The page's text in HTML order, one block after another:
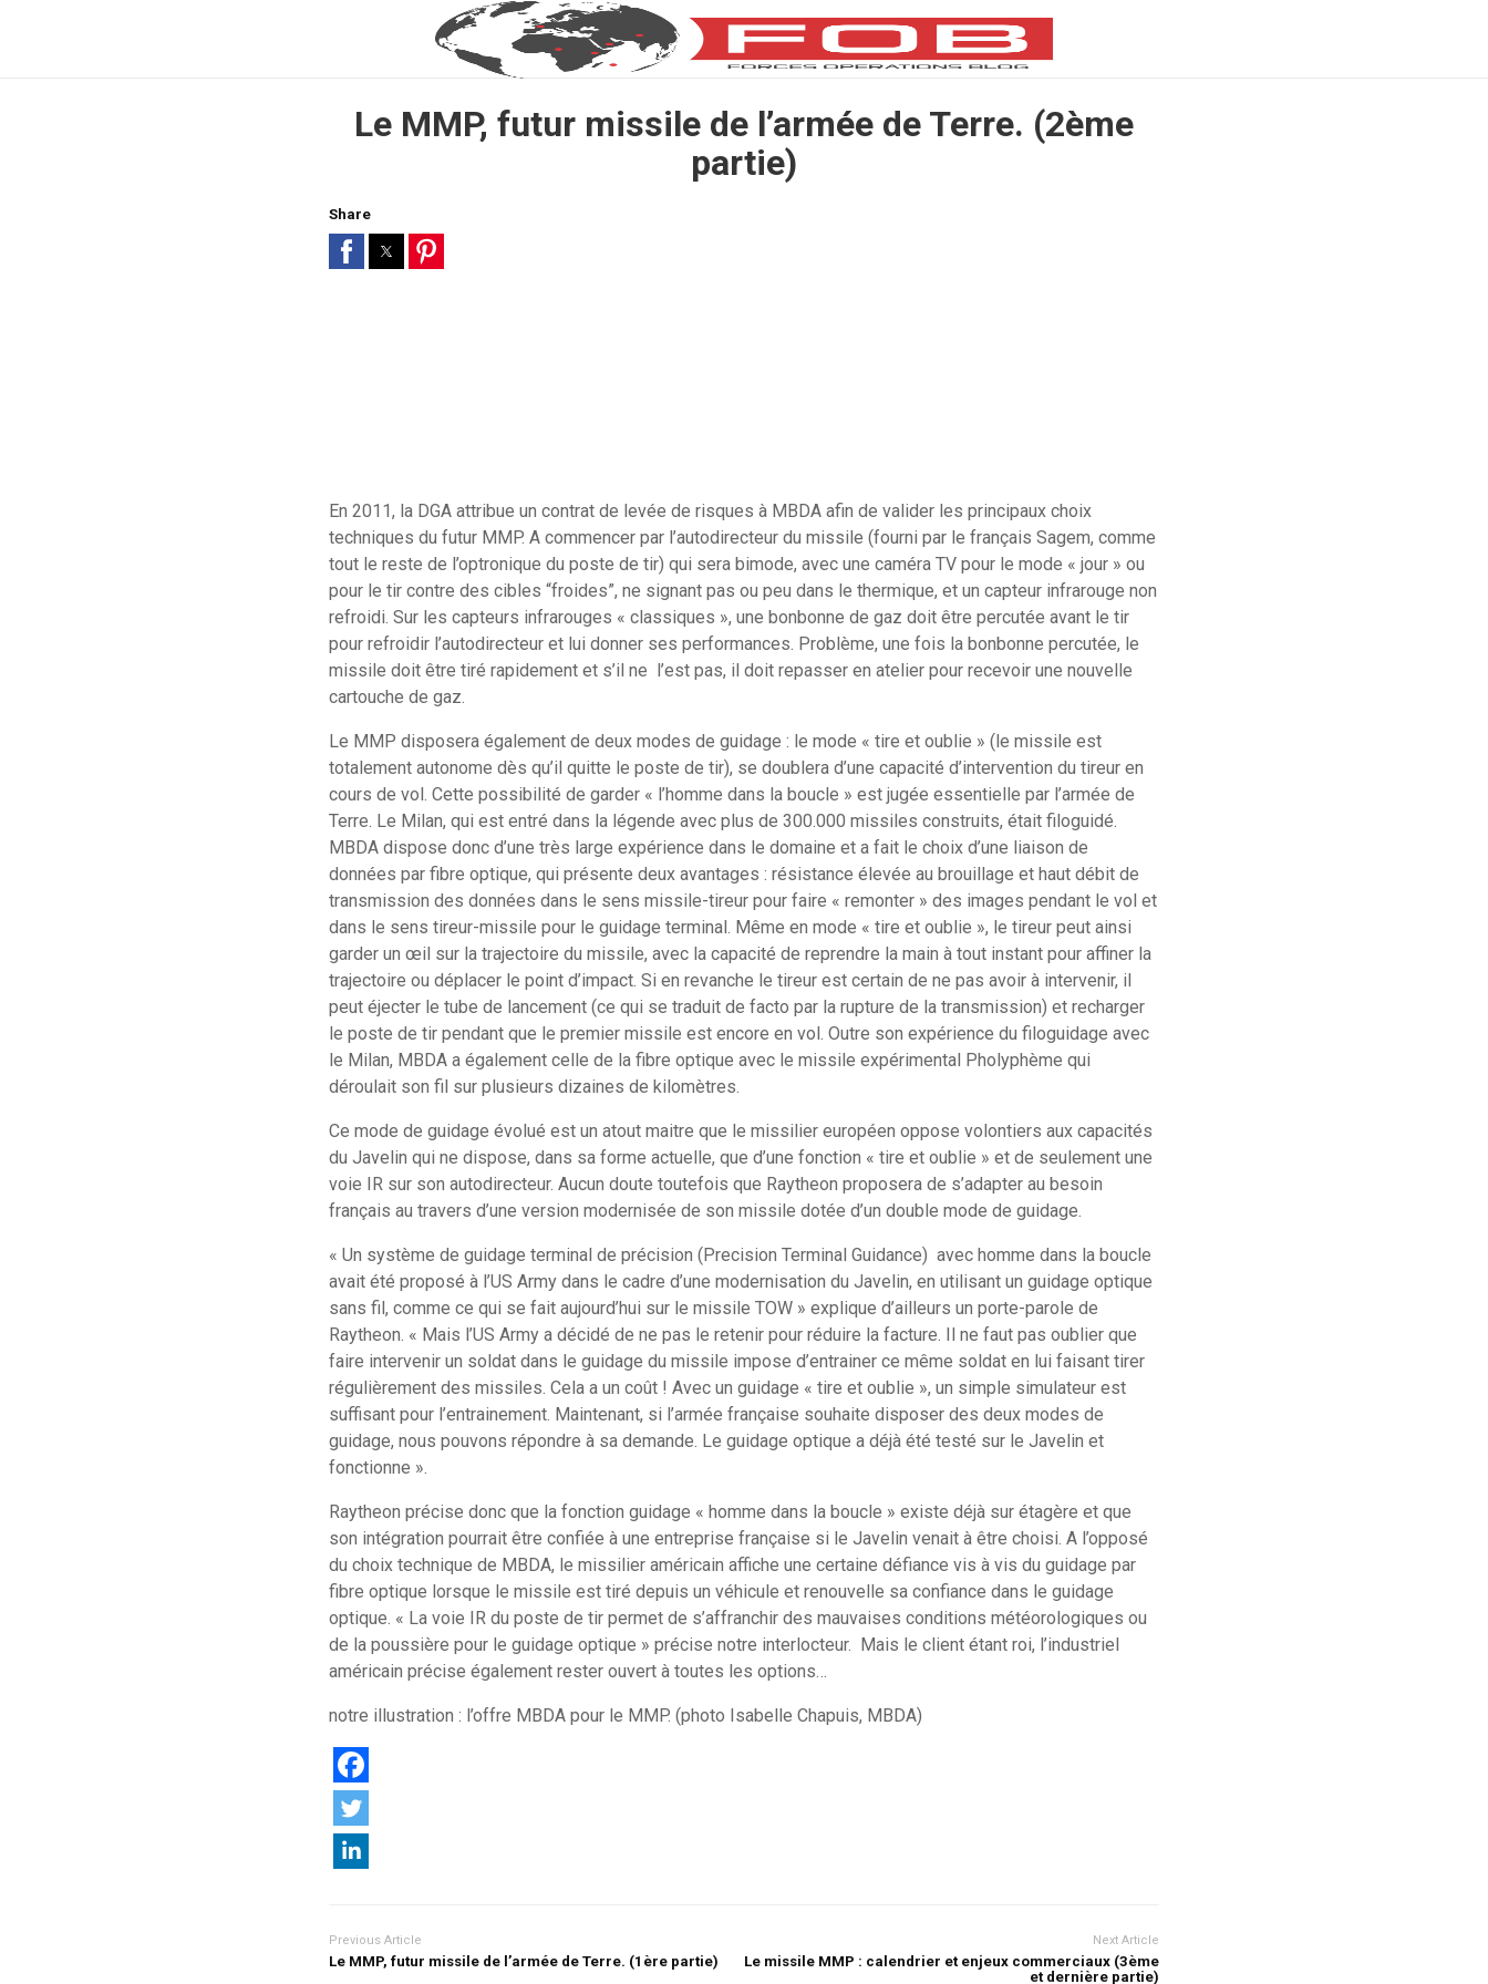
Le MMP, futur missile de l’armée de Terre. (2ème
partie)
Share
En 2011, la DGA attribue un contrat de levée de risques à MBDA afin de valider les principaux choix
techniques du futur MMP. A commencer par l’autodirecteur du missile (fourni par le français Sagem, comme
tout le reste de l’optronique du poste de tir) qui sera bimode, avec une caméra TV pour le mode « jour » ou
pour le tir contre des cibles “froides”, ne signant pas ou peu dans le thermique, et un capteur infrarouge non
refroidi. Sur les capteurs infrarouges « classiques », une bonbonne de gaz doit être percutée avant le tir
pour refroidir l’autodirecteur et lui donner ses performances. Problème, une fois la bonbonne percutée, le
missile doit être tiré rapidement et s’il ne l’est pas, il doit repasser en atelier pour recevoir une nouvelle
cartouche de gaz.
Le MMP disposera également de deux modes de guidage : le mode « tire et oublie » (le missile est
totalement autonome dès qu’il quitte le poste de tir), se doublera d’une capacité d’intervention du tireur en
cours de vol. Cette possibilité de garder « l’homme dans la boucle » est jugée essentielle par l’armée de
Terre. Le Milan, qui est entré dans la légende avec plus de 300.000 missiles construits, était filoguidé.
MBDA dispose donc d’une très large expérience dans le domaine et a fait le choix d’une liaison de
données par fibre optique, qui présente deux avantages : résistance élevée au brouillage et haut débit de
transmission des données dans le sens missile-tireur pour faire « remonter » des images pendant le vol et
dans le sens tireur-missile pour le guidage terminal. Même en mode « tire et oublie », le tireur peut ainsi
garder un œil sur la trajectoire du missile, avec la capacité de reprendre la main à tout instant pour affiner la
trajectoire ou déplacer le point d’impact. Si en revanche le tireur est certain de ne pas avoir à intervenir, il
peut éjecter le tube de lancement (ce qui se traduit de facto par la rupture de la transmission) et recharger
le poste de tir pendant que le premier missile est encore en vol. Outre son expérience du filoguidage avec
le Milan, MBDA a également celle de la fibre optique avec le missile expérimental Pholyphème qui
déroulait son fil sur plusieurs dizaines de kilomètres.
Ce mode de guidage évolué est un atout maitre que le missilier européen oppose volontiers aux capacités
du Javelin qui ne dispose, dans sa forme actuelle, que d’une fonction « tire et oublie » et de seulement une
voie IR sur son autodirecteur. Aucun doute toutefois que Raytheon proposera de s’adapter au besoin
français au travers d’une version modernisée de son missile dotée d’un double mode de guidage.
« Un système de guidage terminal de précision (Precision Terminal Guidance) avec homme dans la boucle
avait été proposé à l’US Army dans le cadre d’une modernisation du Javelin, en utilisant un guidage optique
sans fil, comme ce qui se fait aujourd’hui sur le missile TOW » explique d’ailleurs un porte-parole de
Raytheon. « Mais l’US Army a décidé de ne pas le retenir pour réduire la facture. Il ne faut pas oublier que
faire intervenir un soldat dans le guidage du missile impose d’entrainer ce même soldat en lui faisant tirer
régulièrement des missiles. Cela a un coût ! Avec un guidage « tire et oublie », un simple simulateur est
suffisant pour l’entrainement. Maintenant, si l’armée française souhaite disposer des deux modes de
guidage, nous pouvons répondre à sa demande. Le guidage optique a déjà été testé sur le Javelin et
fonctionne ».
Raytheon précise donc que la fonction guidage « homme dans la boucle » existe déjà sur étagère et que
son intégration pourrait être confiée à une entreprise française si le Javelin venait à être choisi. A l’opposé
du choix technique de MBDA, le missilier américain affiche une certaine défiance vis à vis du guidage par
fibre optique lorsque le missile est tiré depuis un véhicule et renouvelle sa confiance dans le guidage
optique. « La voie IR du poste de tir permet de s’affranchir des mauvaises conditions météorologiques ou
de la poussière pour le guidage optique » précise notre interlocteur. Mais le client étant roi, l’industriel
américain précise également rester ouvert à toutes les options…
notre illustration : l’offre MBDA pour le MMP. (photo Isabelle Chapuis, MBDA)
Previous Article
Le MMP, futur missile de l’armée de Terre. (1ère partie)
Next Article
Le missile MMP : calendrier et enjeux commerciaux (3ème
et dernière partie)